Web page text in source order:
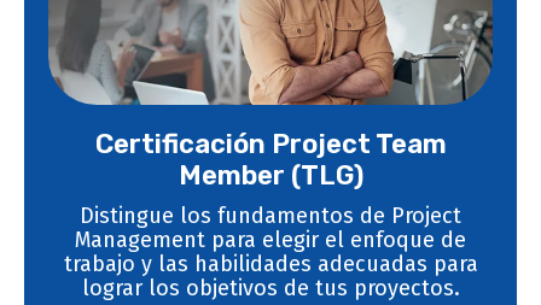
Certificación Project Team
Member (TLG)
Distingue los fundamentos de Project
Management para elegir el enfoque de
trabajo y las habilidades adecuadas para
lograr los objetivos de tus proyectos.